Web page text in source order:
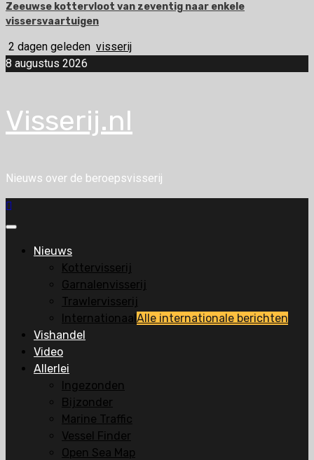
Zeeuwse kottervloot van zeventig naar enkele
vissersvaartuigen
2 dagen geleden visserij
8 augustus 2026
Visserij.nl
Nieuws over de beroepsvisserij
Primair
Nieuws
Kottervisserij
Garnalenvisserij
Trawlervisserij
InternationaalAlle internationale berichten
Vishandel
Video
Allerlei
Ingezonden
Bijzonder
Marine Traffic
Vessel Finder
Open Sea Map